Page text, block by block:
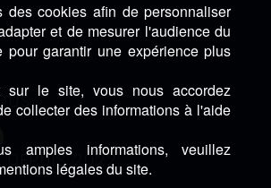
:
DEPUIS 2022 :
des cookies afin de personnaliser
et de mesurer l'audience du
pour garantir une expérience plus
sur le site, vous nous accordez
collecter des informations à l'aide
amples informations, veuillez
légales du site.